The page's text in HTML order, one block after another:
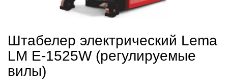
Штабелер электрический Lema
LM E-1525W (регулируемые
вилы)